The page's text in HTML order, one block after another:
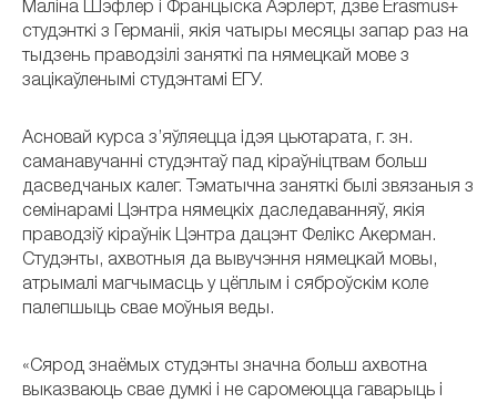
Маліна Шэфлер і Францыска Аэрлерт, дзве Erasmus+
студэнткі з Германіі, якія чатыры месяцы запар раз на
тыдзень праводзілі заняткі па нямецкай мове з
зацікаўленымі студэнтамі ЕГУ.
Асновай курса з’яўляецца ідэя цьютарата, г. зн.
саманавучанні студэнтаў пад кіраўніцтвам больш
дасведчаных калег. Тэматычна заняткі былі звязаныя з
семінарамі Цэнтра нямецкіх даследаванняў, якія
праводзіў кіраўнік Цэнтра дацэнт Фелікс Акерман.
Студэнты, ахвотныя да вывучэння нямецкай мовы,
атрымалі магчымасць у цёплым і сяброўскім коле
палепшыць свае моўныя веды.
«Сярод знаёмых студэнты значна больш ахвотна
выказваюць свае думкі і не саромеюцца гаварыць і